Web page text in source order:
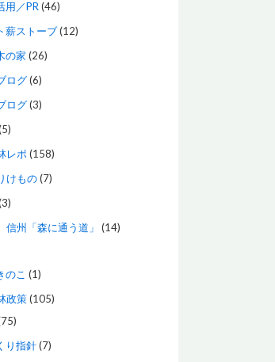
用／PR (46)
薪ストーブ(12)
の家 (26)
ログ(6)
ログ(3)
レポ (158)
けもの(7)
信州「森に通う道」
(14)
のこ (1)
政策(105)
り指針(7)